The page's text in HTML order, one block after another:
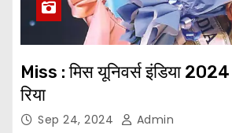
Miss : मिस यूनिवर्स इंडिया 2024
रिया
Sep 24, 2024 Admin